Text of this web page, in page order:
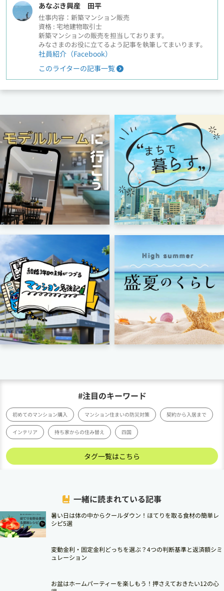
あなぶき興産 田平
仕事内容：新築マンション販売
資格 : 宅地建物取引士
新築マンションの販売を担当しております。
みなさまのお役に立てるよう記事を執筆してまいります。
社員紹介（Facebook）
このライターの記事一覧
#注目のキーワード
初めてのマンション購入 マンション住まいの防災対策 契約から入居まで
インテリア 持ち家からの住み替え 四国
タグ一覧はこちら
一緒に読まれている記事
暑い日は体の中からクールダウン！ほてりを取る食材の簡単レ
シピ5選
変動金利・固定金利どっちを選ぶ？4つの判断基準と返済額シミ
ュレーション
お盆はホームパーティーを楽しもう！押さえておきたい12の心